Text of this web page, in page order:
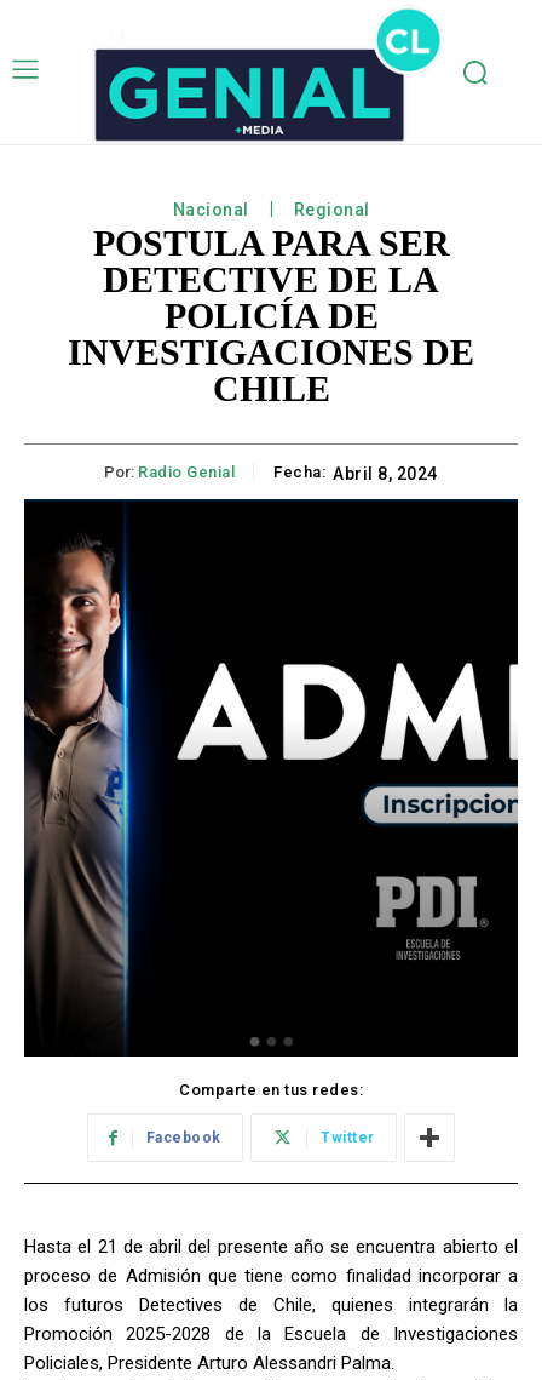
Nacional Regional
POSTULA PARA SER
DETECTIVE DE LA
POLICÍA DE
INVESTIGACIONES DE
CHILE
Por: Radio Genial Fecha: Abril 8, 2024
Comparte en tus redes:
Facebook Twitter
Hasta el 21 de abril del presente año se encuentra abierto el
proceso de Admisión que tiene como finalidad incorporar a
los futuros Detectives de Chile, quienes integrarán la
Promoción 2025-2028 de la Escuela de Investigaciones
Policiales, Presidente Arturo Alessandri Palma.